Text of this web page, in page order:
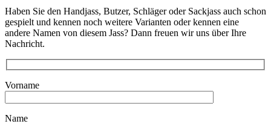
Haben Sie den Handjass, Butzer, Schläger oder Sackjass auch schon
gespielt und kennen noch weitere Varianten oder kennen eine
andere Namen von diesem Jass? Dann freuen wir uns über Ihre
Nachricht.
Vorname
Name